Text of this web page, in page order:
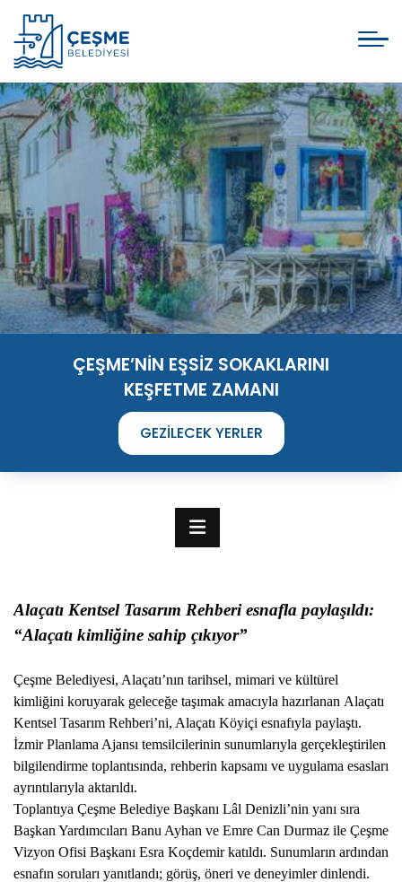
ÇEŞME’NİN EŞSİZ SOKAKLARINI
KEŞFETME ZAMANI
GEZILECEK YERLER
TIME TO DISCOVER
THE UNIQUE STREETS OF ÇEŞME
PLACES TO VISIT
Alaçatı Kentsel Tasarım Rehberi esnafla paylaşıldı:
“Alaçatı kimliğine sahip çıkıyor”
Çeşme Belediyesi, Alaçatı’nın tarihsel, mimari ve kültürel
kimliğini koruyarak geleceğe taşımak amacıyla hazırlanan Alaçatı
Kentsel Tasarım Rehberi’ni, Alaçatı Köyiçi esnafıyla paylaştı.
İzmir Planlama Ajansı temsilcilerinin sunumlarıyla gerçekleştirilen
bilgilendirme toplantısında, rehberin kapsamı ve uygulama esasları
ayrıntılarıyla aktarıldı.
Toplantıya Çeşme Belediye Başkanı Lâl Denizli’nin yanı sıra
Başkan Yardımcıları Banu Ayhan ve Emre Can Durmaz ile Çeşme
Vizyon Ofisi Başkanı Esra Koçdemir katıldı. Sunumların ardından
esnafın soruları yanıtlandı; görüş, öneri ve deneyimler dinlendi.